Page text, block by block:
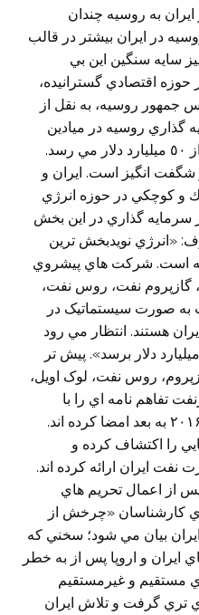
به روسيه چندان
در ايران بيشتر در قالب
سايه سنگين اين بي
حوزه اقتصادي گسترانيده،
جمهور روسيه، به نقل از
گذاري روسيه در ميادين
نفت و گاز ايران احتمالا به بيش از ٥٠ ميليارد دلار مي رسد.
انگيز است. ايران و
و كوچكي در حوزه انرژي
٥٠ ميليارد دلار سرمايه گذاري در اين بخش
«انرژي نويدبخش ترين
است. شرکت هاي پيشروي
گازپروم نفت، روس نفت،
به صورت سيستماتيک در
هستند. انتظار مي رود
سرمايه گذاري ها به بيش از ٥٠ ميليارد دلار برسد». پيش تر
روس نفت، لوک اويل،
تفاهم نامه اي را با
شرکت ملي نفت ايران از سال ۲۰۱۶ به بعد امضا کرده اند.
را اکتشاف کرده و
نفت ايران ارائه کرده اند.
از اعمال تحريم هاي
كارشناسان «چرخش از
بيان مي شود؛ سخني كه
و اروپا پس از به خطر
مستقيم و غيرمستقيم
تري گرفت و تلاش ايران